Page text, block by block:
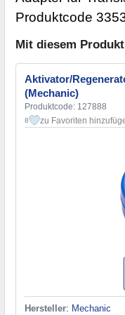
Produktcode
Mit diesem
Aktivator/
(Mechanic)
Produktcode: 127888
8 zu Favoriten
Hersteller: Mechanic